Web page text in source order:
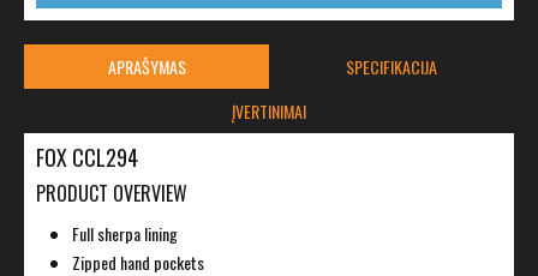
APRAŠYMAS
SPECIFIKACIJA
ĮVERTINIMAI
FOX CCL294
PRODUCT OVERVIEW
Full sherpa lining
Zipped hand pockets